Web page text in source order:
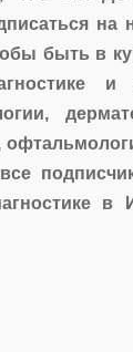
быть в
и
в